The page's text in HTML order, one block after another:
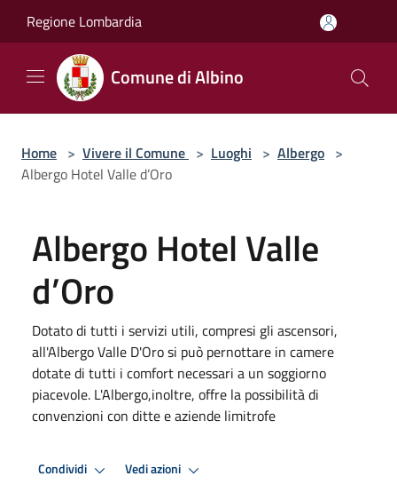
Regione Lombardia
Comune di Albino
Home > Vivere il Comune > Luoghi > Albergo >
Albergo Hotel Valle d’Oro
Albergo Hotel Valle
d’Oro
Dotato di tutti i servizi utili, compresi gli ascensori,
all'Albergo Valle D'Oro si può pernottare in camere
dotate di tutti i comfort necessari a un soggiorno
piacevole. L'Albergo,inoltre, offre la possibilità di
convenzioni con ditte e aziende limitrofe
Condividi Vedi azioni